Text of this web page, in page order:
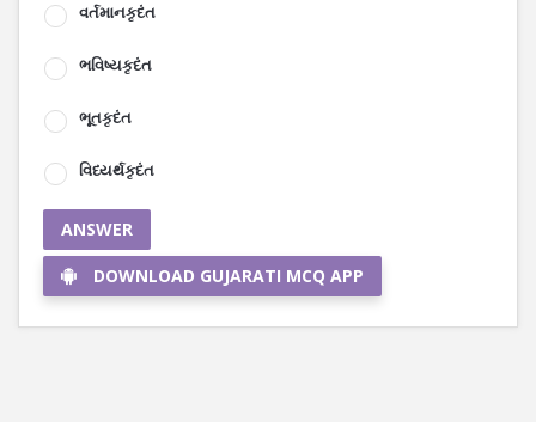
વર્તમાનકૃદંત
ભવિષ્યકૃદંત
ભૂતકૃદંત
વિધ્યર્થકૃદંત
ANSWER
DOWNLOAD GUJARATI MCQ APP